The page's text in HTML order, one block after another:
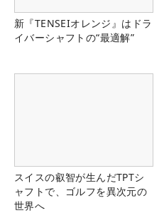
新『TENSEIオレンジ』はドラ
イバーシャフトの“最適解”
スイスの叡智が生んだTPTシ
ャフトで、ゴルフを異次元の
世界へ